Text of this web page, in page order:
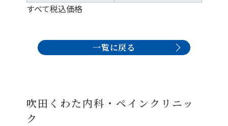
すべて税込価格
一覧に戻る
吹田くわた内科・ペインクリニッ
ク